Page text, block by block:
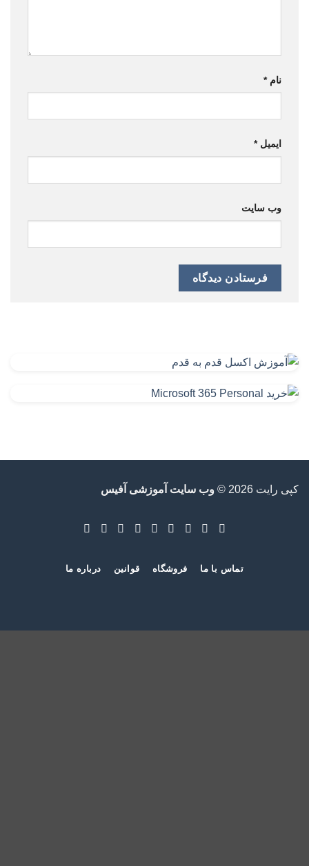
نام*
ایمیل*
وب‌ سایت
کپی رایت 2026 © وب سایت آموزشی آفیس
تماس با ما فروشگاه قوانین درباره ما